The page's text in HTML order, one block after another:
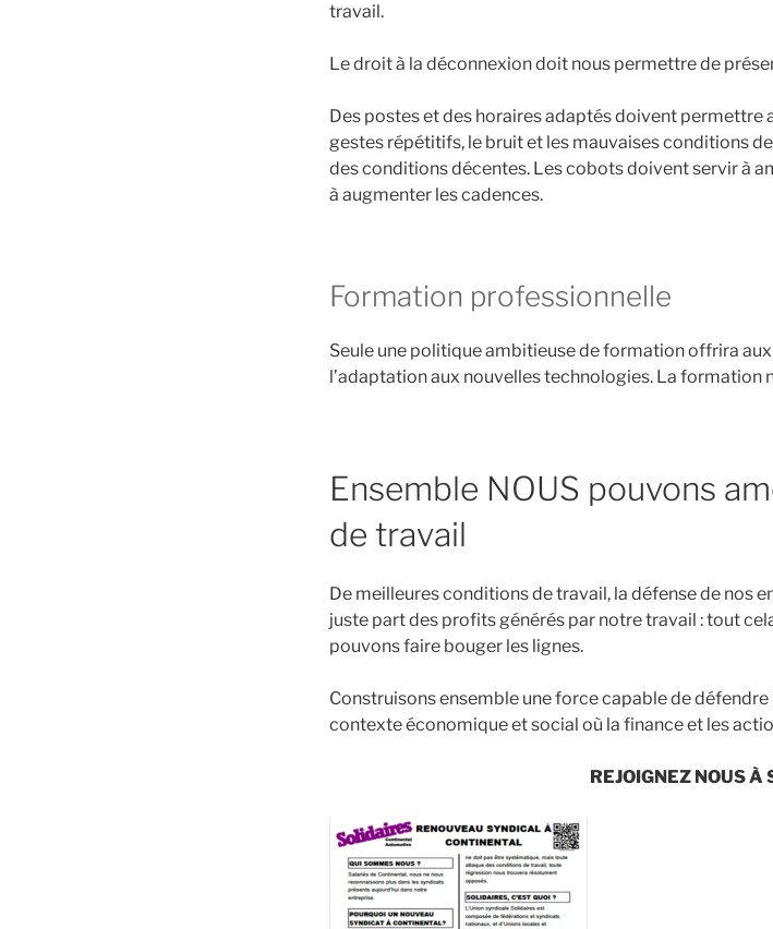
travail.
Le droit à la déconnexion doit nous permettre de
Des postes et des horaires adaptés doivent permettre
gestes répétitifs, le bruit et les mauvaises conditions
des conditions décentes. Les cobots doivent servir à
à augmenter les cadences.
Formation professionnelle
Seule une politique ambitieuse de formation offrira
l’adaptation aux nouvelles technologies. La formation
Ensemble NOUS pouvons
de travail
De meilleuresconditions de travail, la défensede nos
juste part des profits générés par notretravail : tout
pouvons faire bouger les lignes.
Construisons ensemble une force capable de
contexte économique et social où la finance et les
REJOIGNEZ NOUSÀ